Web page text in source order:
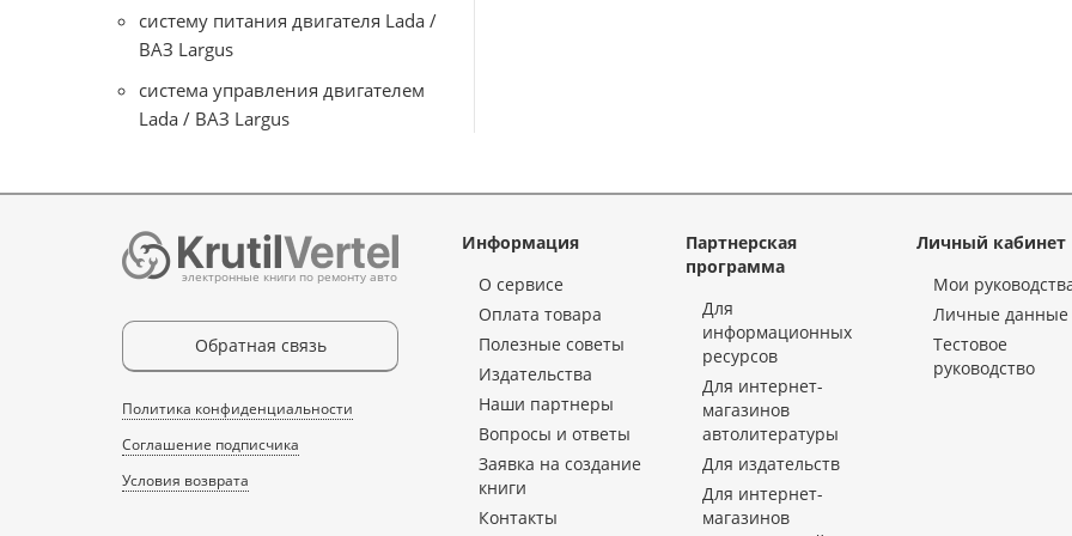
систему питания двигателя Lada /
ВАЗ Largus
система управления двигателем
Lada / ВАЗ Largus
электронные книги по ремонту авто
Обратная связь
Политика конфиденциальности
Соглашение подписчика
Условия возврата
Информация
О сервисе
Оплата товара
Полезные советы
Издательства
Наши партнеры
Вопросы и ответы
Заявка на создание
книги
Контакты
Партнерская
программа
Для
информационных
ресурсов
Для интернет-
магазинов
автолитературы
Для издательств
Для интернет-
магазинов
Личный кабинет
Мои
Личные данные
Тестовое
руководство